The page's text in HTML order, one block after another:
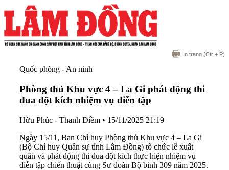
In trang (Ctr + P)
Quốc phòng - An ninh
Phòng thủ Khu vực 4 – La Gi phát động thi
đua đột kích nhiệm vụ diễn tập
Hữu Phúc - Thanh Điềm • 15/11/2025 21:19
Ngày 15/11, Ban Chỉ huy Phòng thủ Khu vực 4 – La Gi
(Bộ Chỉ huy Quân sự tỉnh Lâm Đồng) tổ chức lễ xuất
quân và phát động thi đua đột kích thực hiện nhiệm vụ
diễn tập chiến thuật cùng Sư đoàn Bộ binh 309 năm 2025.